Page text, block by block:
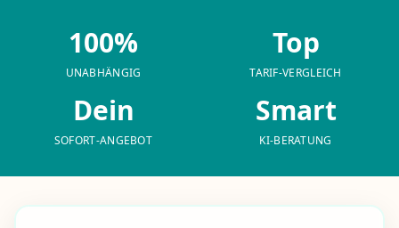
100%
UNABHÄNGIG
Top
TARIF-VERGLEICH
Dein
SOFORT-ANGEBOT
Smart
KI-BERATUNG